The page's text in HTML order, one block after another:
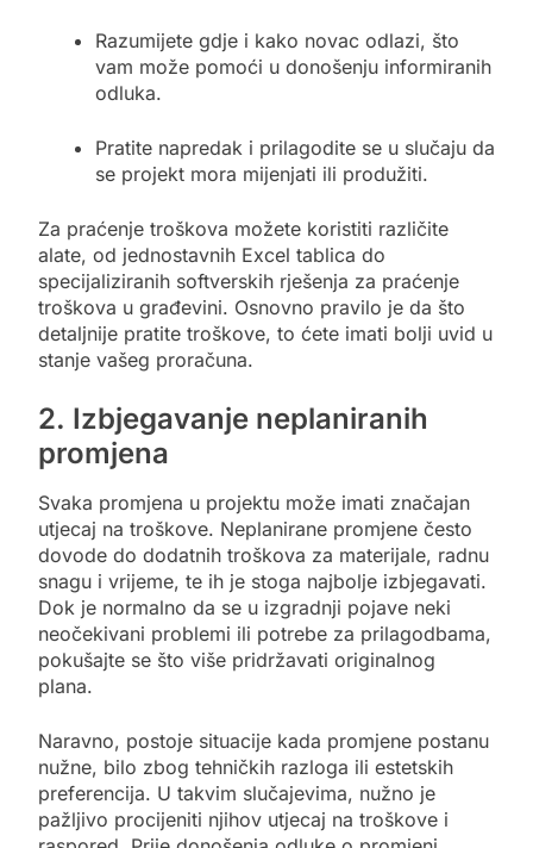
Razumijete gdje i kako novac odlazi, što
vam može pomoći u donošenju informiranih
odluka.
Pratite napredak i prilagodite se u slučaju da
se projekt mora mijenjati ili produžiti.
Za praćenje troškova možete koristiti različite
alate, od jednostavnih Excel tablica do
specijaliziranih softverskih rješenja za praćenje
troškova u građevini. Osnovno pravilo je da što
detaljnije pratite troškove, to ćete imati bolji uvid u
stanje vašeg proračuna.
2. Izbjegavanje neplaniranih
promjena
Svaka promjena u projektu može imati značajan
utjecaj na troškove. Neplanirane promjene često
dovode do dodatnih troškova za materijale, radnu
snagu i vrijeme, te ih je stoga najbolje izbjegavati.
Dok je normalno da se u izgradnji pojave neki
neočekivani problemi ili potrebe za prilagodbama,
pokušajte se što više pridržavati originalnog
plana.
Naravno, postoje situacije kada promjene postanu
nužne, bilo zbog tehničkih razloga ili estetskih
preferencija. U takvim slučajevima, nužno je
pažljivo procijeniti njihov utjecaj na troškove i